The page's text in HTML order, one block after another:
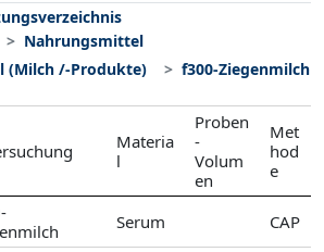
Nahrungsmittel
(Milch /-Produkte)
f300-Ziegenmilch
Materia
l
Proben
-
Volum
en
Met
hod
e
Serum CAP